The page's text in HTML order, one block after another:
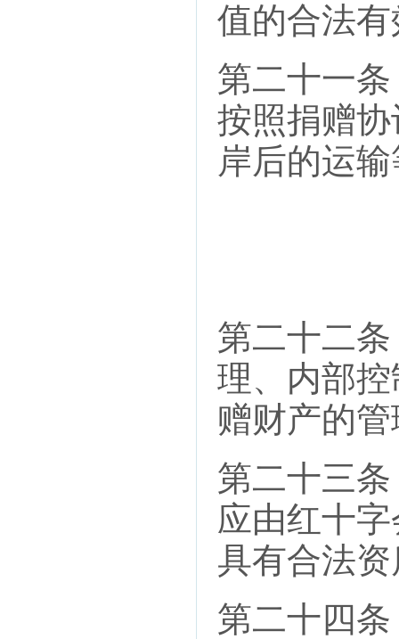
值的合法
第二十一
按照捐赠
岸后的运
第二十二
理、内部
赠财产的
第二十三
应由红十
具有合法
第二十四